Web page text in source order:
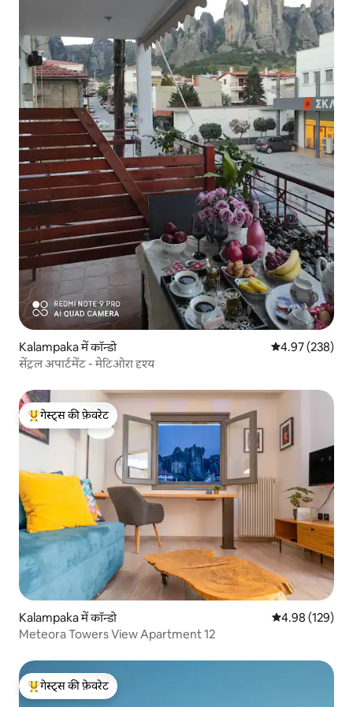
Kalampaka में कॉन्डो औसत रेटिंग 5 में से
4.97 (238)
सेंट्रल अपार्टमेंट - मेटिओरा दृश्य
गेस्ट्स का टॉप फ़ेवरेट
गेस्ट्स की फ़ेवरेट
Kalampaka में कॉन्डो औसत रेटिंग 5 में से
4.98 (129)
Meteora Towers View Apartment 12
गेस्ट्स का टॉप फ़ेवरेट
गेस्ट्स की फ़ेवरेट